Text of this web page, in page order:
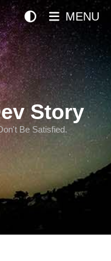
Story
Be Satisfied.
MENU